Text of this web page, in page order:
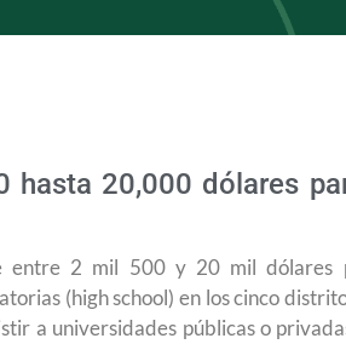
20,000 dólares
entre 2 mil 500 y 20 mil dólares
(high school) en los cinco
a universidades públicas o